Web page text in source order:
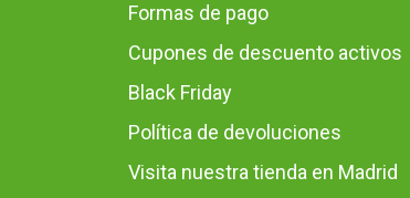
Formas de pago
Cupones de descuento activos
Black Friday
Política de devoluciones
Visita nuestra tienda en Madrid